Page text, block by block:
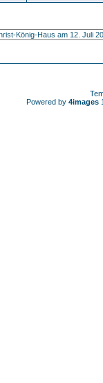
Powered by 4images